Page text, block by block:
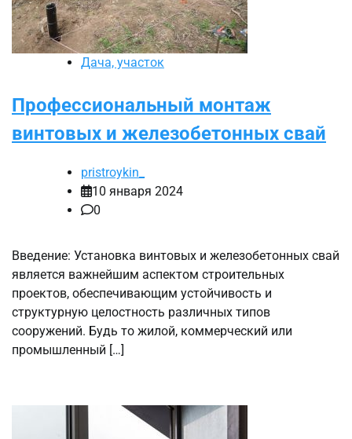
Дача, участок
Профессиональный монтаж
винтовых и железобетонных свай
pristroykin_
10 января 2024
0
Введение: Установка винтовых и железобетонных свай
является важнейшим аспектом строительных
проектов, обеспечивающим устойчивость и
структурную целостность различных типов
сооружений. Будь то жилой, коммерческий или
промышленный […]